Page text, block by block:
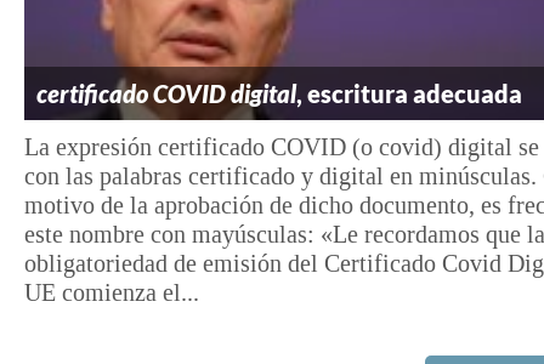
certificado COVID digital, escritura adecuada
La expresión certificado COVID (o covid) digital se
con las palabras certificado y digital en minúsculas.
motivo de la aprobación de dicho documento, es
este nombre con mayúsculas: «Le recordamos que la
obligatoriedad de emisión del Certificado Covid
UE comienza el...